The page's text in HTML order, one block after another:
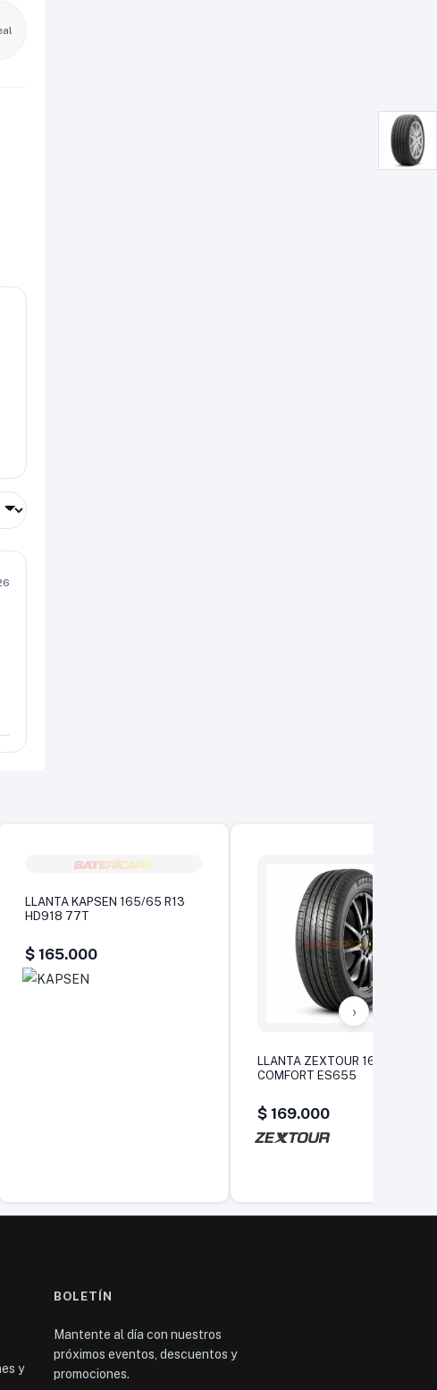
LLANTA KAPSEN 165/65 R13
HD918 77T
$ 165.000
LLANTA ZEXTOUR 165/60 R14
COMFORT ES655
$ 169.000
›
y
BOLETÍN
Mantente al día con nuestros
próximos eventos, descuentos y
promociones.